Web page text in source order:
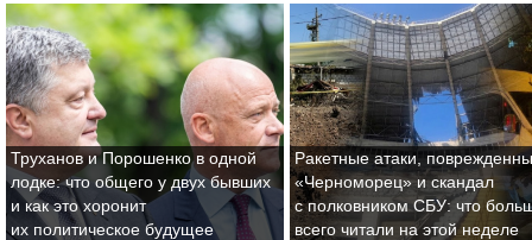
Труханов и Порошенко в одной
лодке: что общего у двух бывших
и как это хоронит
их политическое будущее
Ракетные атаки,
«Черноморец» и скандал
с полковником СБУ: что
всего читали на этой неделе